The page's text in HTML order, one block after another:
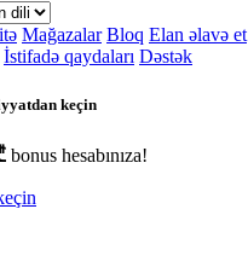
Mağazalar Bloq Elan əlavə et
İstifadə qaydaları Dəstək
keçin
bonus hesabınıza!